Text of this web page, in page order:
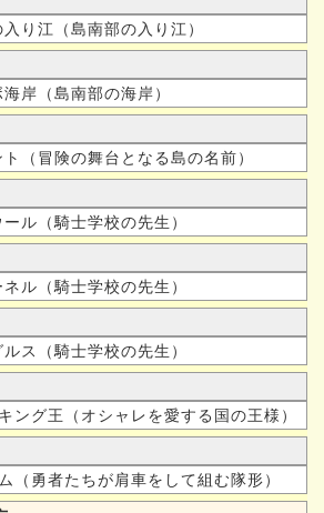
り江（島南部の入り江）
岸（島南部の海岸）
（冒険の舞台となる島の名前）
ル（騎士学校の先生）
ル（騎士学校の先生）
ス（騎士学校の先生）
ング王（オシャレを愛する国の王様）
（勇者たちが肩車をして組む隊形）